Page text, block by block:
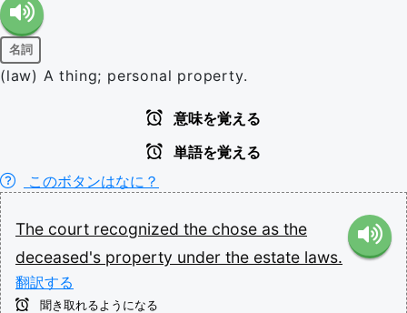
名詞
(law) A thing; personal property.
意味を覚える
単語を覚える
このボタンはなに？
The court recognized the chose as the
deceased's property under the estate laws.
翻訳する
聞き取れるようになる